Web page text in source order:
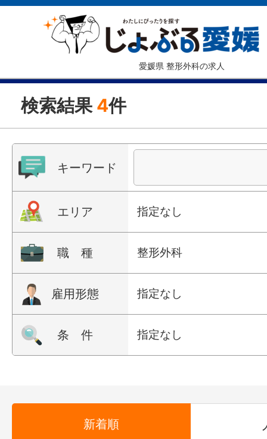
愛媛県 整形外科の求人
検索結果 4件
キーワード
エリア 指定なし
職 種 整形外科
雇用形態 指定なし
条 件 指定なし
新着順